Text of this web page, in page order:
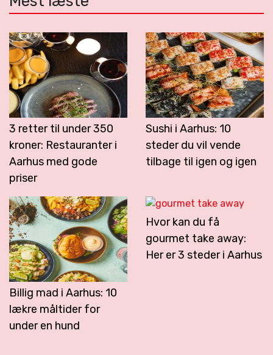
3 retter til under 350
kroner: Restauranter i
Aarhus med gode
priser
Sushi i Aarhus: 10
steder du vil vende
tilbage til igen og igen
Billig mad i Aarhus: 10
lækre måltider for
under en hund
Hvor kan du få
gourmet take away:
Her er 3 steder i Aarhus